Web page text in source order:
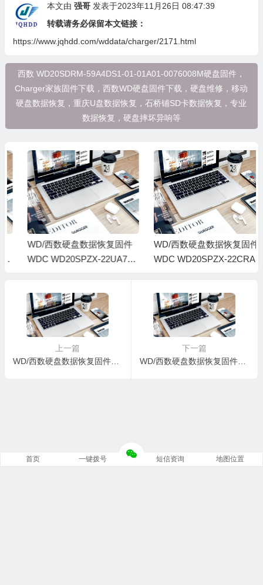
本文由 强哥 发表于2023年11月26日 08:47:39
转载请务必保留本文链接：
https://www.jqhdd.com/wddata/charger/2171.html
西数 WD20SDRM-59A4DS1-01-01A01-0076008M硬盘固件，
Charger家族固件下载，西数WD硬盘固件下载，硬盘维修，移动
硬盘数据恢复，重庆U盘数据恢复，石桥铺SD卡数据恢复，专业
数据恢复，硬盘摔坏异响等
WD/西数硬盘数据恢复固件
WDC WD20SPZX-22UA7T0
WD/西数硬盘数据恢复固件
WDC WD20SPZX-22CRAT0
上一篇
WD/西数硬盘数据恢复固件WDC WD20SDRM-59A4DS1-01-01A01-WD-WXF1E89F4A3M-0006008J-1816
下一篇
WD/西数硬盘数据恢复固件WDC WD20SDRW-11VUUS0-01-01A01-WD-WX52A6160A9F-0076008M-1816
首页 一键拨号 短信资询 地图位置